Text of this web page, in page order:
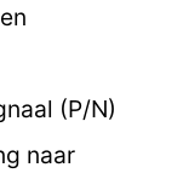
(P/N)
naar